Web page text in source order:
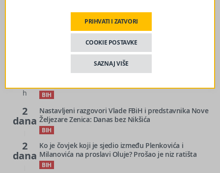
znak sjećanja na Marka Govorčina
16
h BIH
2
dana
Nastavljeni razgovori Vlade FBiH i predstavnika Nove
Željezare Zenica: Danas bez Nikšića
BIH
2
dana
Ko je čovjek koji je sjedio između Plenkovića i
Milanovića na proslavi Oluje? Prošao je niz ratišta
BIH
PRIHVATI I ZATVORI
COOKIE POSTAVKE
SAZNAJ VIŠE